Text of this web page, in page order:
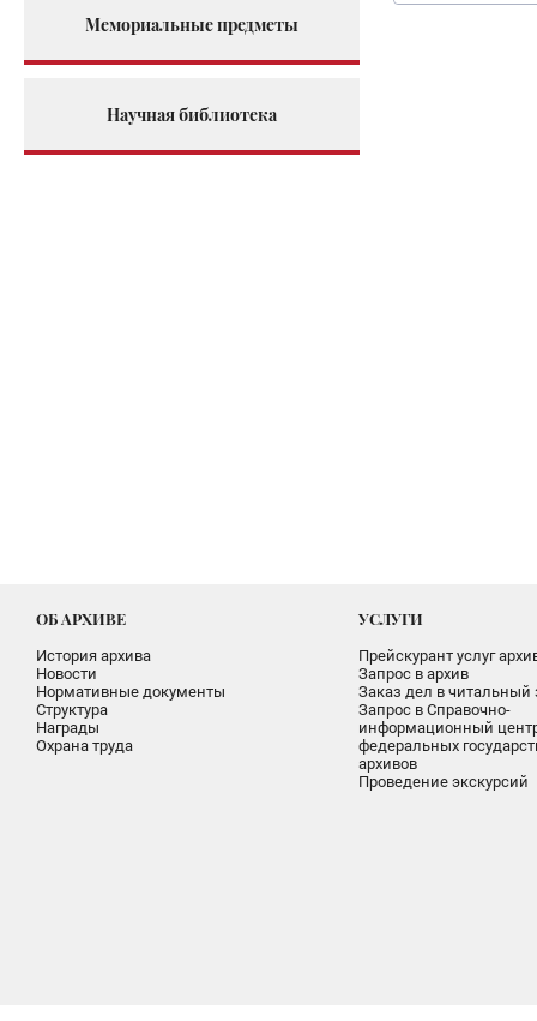
Мемориальные предметы
Научная библиотека
ОБ АРХИВЕ
История архива
Новости
Нормативные документы
Структура
Награды
Охрана труда
УСЛУГИ
Прейскурант услуг
Запрос в архив
Заказ дел в читальный
Запрос в Справочно-
информационный
федеральных
архивов
Проведение экскурсий